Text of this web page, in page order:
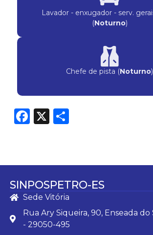
Lavador - enxugador - serv.
(Noturno)
Chefe de pista (Noturno)
Facebook
X
SINPOSPETRO-ES
Sede Vitória
Rua Ary Siqueira, 90, Enseada do
- 29050-495